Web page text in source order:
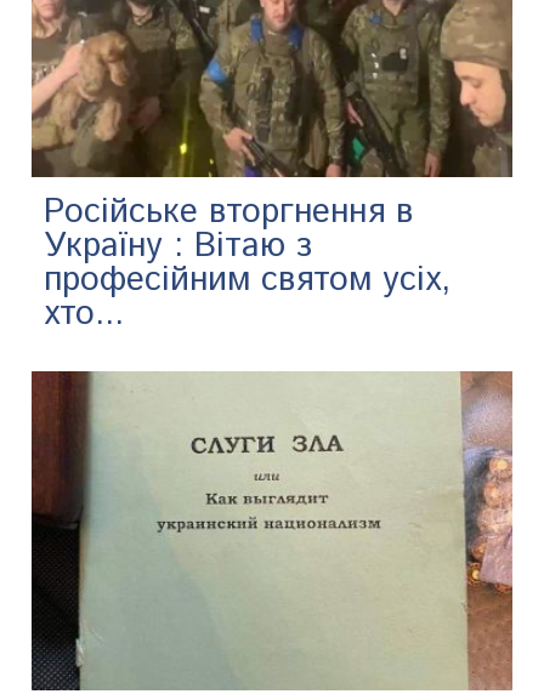
Російське вторгнення в
Україну : Вітаю з
професійним святом усіх,
хто...